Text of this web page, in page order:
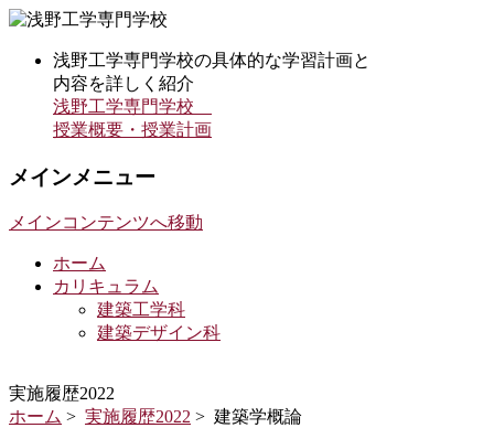
浅野工学専門学校の具体的な学習計画と
内容を詳しく紹介
浅野工学専門学校
授業概要・授業計画
メインメニュー
メインコンテンツへ移動
ホーム
カリキュラム
建築工学科
建築デザイン科
実施履歴2022
ホーム > 実施履歴2022 > 建築学概論